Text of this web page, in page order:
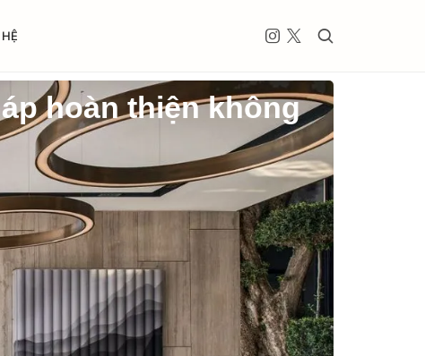
hoàn thiện không